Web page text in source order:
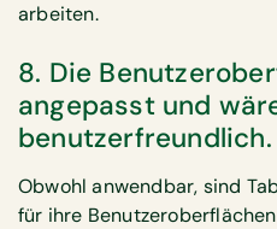
arbeiten.
8. Die
angepasst und
benutzerfreundlich.
Obwohl anwendbar, sind
für ihre